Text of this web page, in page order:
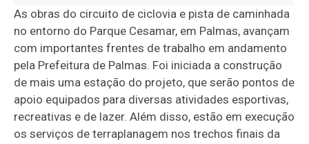
As obras do circuito de ciclovia e pista de caminhada
no entorno do Parque Cesamar, em Palmas, avançam
com importantes frentes de trabalho em andamento
pela Prefeitura de Palmas. Foi iniciada a construção
de mais uma estação do projeto, que serão pontos de
apoio equipados para diversas atividades esportivas,
recreativas e de lazer. Além disso, estão em execução
os serviços de terraplanagem nos trechos finais da